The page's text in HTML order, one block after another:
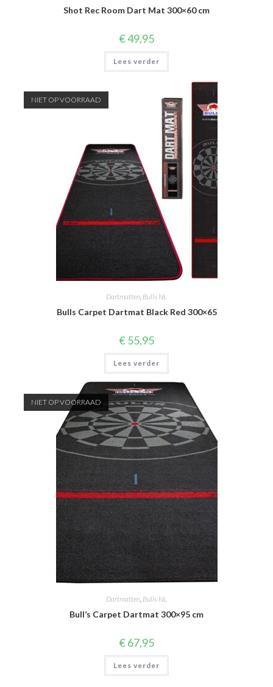
Shot Rec Room Dart Mat 300×60 cm
€49,95
Lees verder
NIET OP VOORRAAD
Dartmatten, Bulls NL
Bulls Carpet Dartmat Black Red 300×65
€55,95
Lees verder
NIET OP VOORRAAD
Dartmatten Bulls NL
Bull’s Carpet Dartmat 300×95 cm
€67,95
Lees verder